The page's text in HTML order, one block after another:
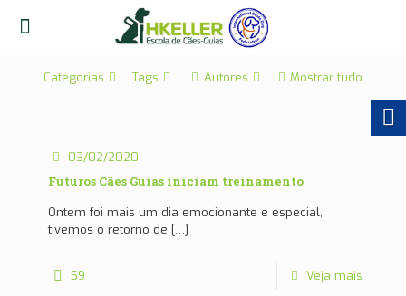
Categorias Tags Autores Mostrar tudo
03/02/2020
Futuros Cães Guias iniciam treinamento
Ontem foi mais um dia emocionante e especial,
tivemos o retorno de […]
59 Veja mais